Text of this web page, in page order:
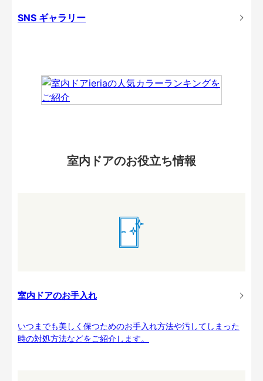
SNS ギャラリー
室内ドアのお役立ち情報
室内ドアのお手入れ
いつまでも美しく保つためのお手入れ方法や汚してしまった
時の対処方法などをご紹介します。